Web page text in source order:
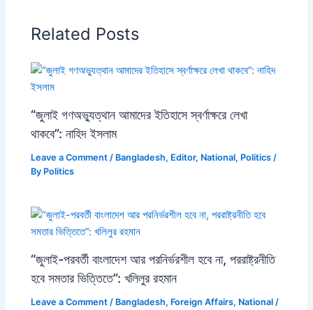
Related Posts
“জুলাই গণঅভ্যুত্থান আমাদের ইতিহাসে স্বর্ণাক্ষরে লেখা
থাকবে”: নাহিদ ইসলাম
Leave a Comment / Bangladesh, Editor, National, Politics /
By Politics
“জুলাই-পরবর্তী বাংলাদেশ আর পরনির্ভরশীল হবে না, পররাষ্ট্রনীতি
হবে সমতার ভিত্তিতে”: খলিলুর রহমান
Leave a Comment / Bangladesh, Foreign Affairs, National /